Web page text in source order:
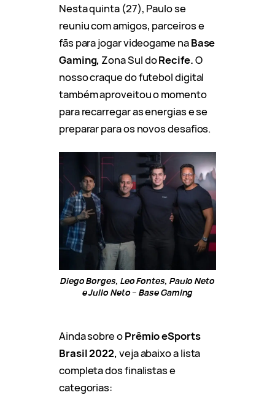
Nesta quinta (27), Paulo se
reuniu com amigos, parceiros e
fãs para jogar videogame naBase
Gaming, Zona Sul doRecife.O
nosso craque do futebol digital
também aproveitou o momento
para recarregar as energias e se
preparar para os novos desafios.
Diego Borges, Leo Fontes, Paulo Neto
e Julio Neto – Base Gaming
Ainda sobre oPrêmio eSports
Brasil 2022, veja abaixo a lista
completa dos finalistas e
categorias: